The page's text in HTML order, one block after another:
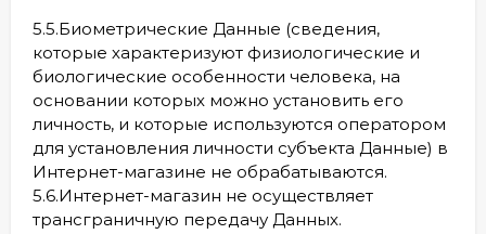
5.5.Биометрические Данные (сведения,
которые характеризуют физиологические и
биологические особенности человека, на
основании которых можно установить его
личность, и которые используются оператором
для установления личности субъекта Данные) в
Интернет-магазине не обрабатываются.
5.6.Интернет-магазин не осуществляет
трансграничную передачу Данных.